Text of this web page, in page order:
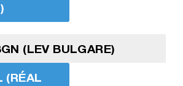
(LEV BULGARE)
(RÉAL